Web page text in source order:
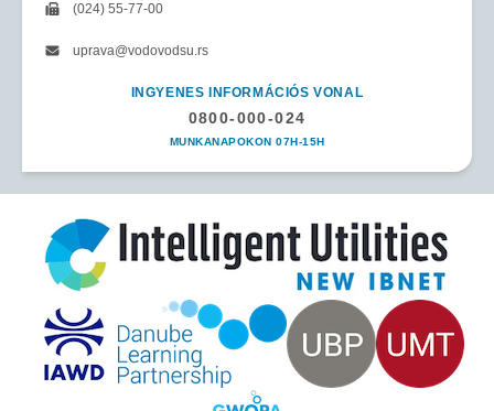
(024) 55-77-00
uprava@vodovodsu.rs
INGYENES INFORMÁCIÓS VONAL
0800-000-024
MUNKANAPOKON 07H-15H